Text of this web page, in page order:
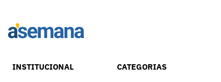
INSTITUCIONAL CATEGORIAS